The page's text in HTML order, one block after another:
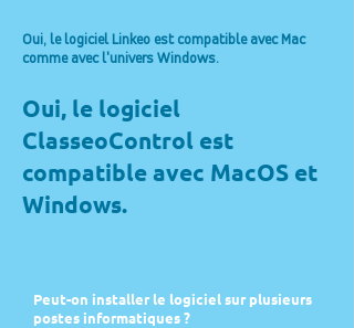
Oui, le logiciel Linkeo est compatible avec Mac
comme avec l'univers Windows.
Oui, le logiciel
ClasseoControl est
compatible avec MacOS et
Windows.
Peut-on installer le logiciel sur plusieurs
postes informatiques ?